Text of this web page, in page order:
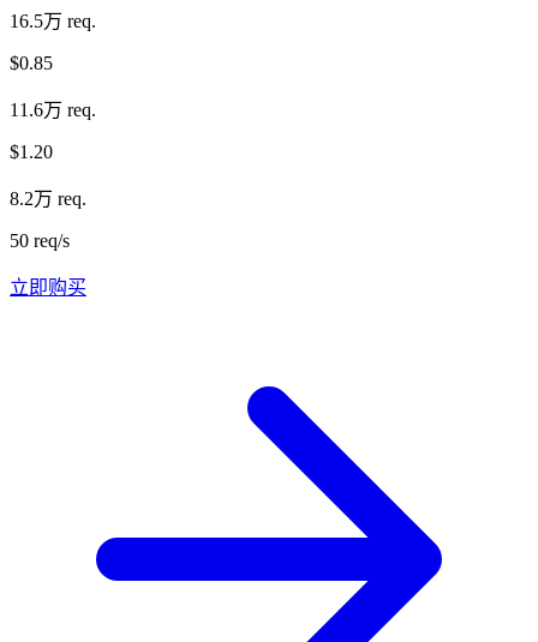
16.5万 req.
$0.85
11.6万 req.
$1.20
8.2万 req.
50 req/s
立即购买